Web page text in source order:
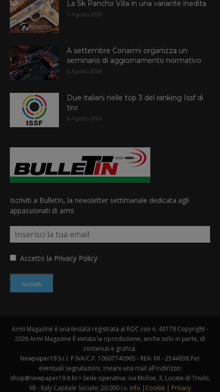
La Sk Pancho Villa in una variante inedita
7 Agosto 2026
A settembre Conarmi organizza un
seminario di aggiornamento normativo
6 Agosto 2026
Due italiani nelle top 3 del ranking Issf di
tiro
6 Agosto 2026
Iscriviti a BulletIn, la newsletter settimanale dedicata agli
appassionati di armi.
Accetto la Privacy Policy
Iscriviti
Armi Magazine è una testata registrata al ROC con n. 43179 Copyright -
2026 Armi Magazine È vietata la riproduzione, anche solo in parte, di
contenuti e grafica.
Newpaper19 S.r.l. P.IVA/C.F. 10607740965 - REA: MI - 2544938 Per
eventuali segnalazioni, inviare una mail all'indirizzo:
shop@newpaper19.it br> Sede operativa: via Molise, 3, Locate di Triulzi,
MI - Italy Capitale Sociale: 20.000 i.v. Info | Cookie | Privacy